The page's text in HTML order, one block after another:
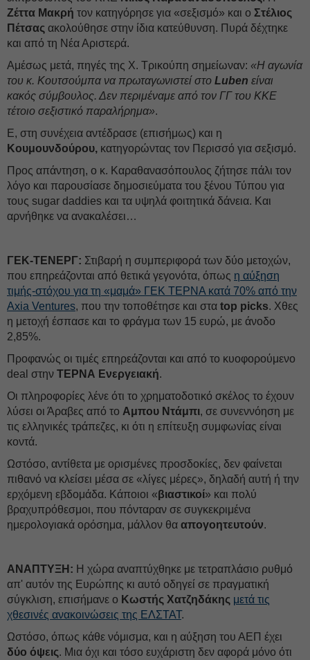
Ζέττα Μακρή τον κατηγόρησε για «σεξισμό» και ο Στέλιος
Πέτσας ακολούθησε στην ίδια κατεύθυνση. Πυρά δέχτηκε
και από τη Νέα Αριστερά.
Αμέσως μετά, πηγές της Χ. Τρικούπη σημείωναν: «Η αγωνία
του κ. Κουτσούμπα να πρωταγωνιστεί στο Luben είναι
κακός σύμβουλος. Δεν περιμέναμε από τον ΓΓ του ΚΚΕ
τέτοιο σεξιστικό παραλήρημα».
Ε, στη συνέχεια αντέδρασε (επισήμως) και η
Κουμουνδούρου, κατηγορώντας τον Περισσό για σεξισμό.
Προς απάντηση, ο κ. Καραθανασόπουλος ζήτησε πάλι τον
λόγο και παρουσίασε δημοσιεύματα του ξένου Τύπου για
τους sugar daddies και τα υψηλά φοιτητικά δάνεια. Και
αρνήθηκε να ανακαλέσει…
ΓΕΚ-ΤΕΝΕΡΓ: Στιβαρή η συμπεριφορά των δύο μετοχών,
που επηρεάζονται από θετικά γεγονότα, όπως η αύξηση
τιμής-στόχου για τη «μαμά» ΓΕΚ ΤΕΡΝΑ κατά 70% από την
Αxia Ventures, που την τοποθέτησε και στα top picks. Χθες
η μετοχή έσπασε και το φράγμα των 15 ευρώ, με άνοδο
2,85%.
Προφανώς οι τιμές επηρεάζονται και από το κυοφορούμενο
deal στην TΕΡΝΑ Ενεργειακή.
Οι πληροφορίες λένε ότι το χρηματοδοτικό σκέλος το έχουν
λύσει οι Άραβες από το Αμπου Ντάμπι, σε συνεννόηση με
τις ελληνικές τράπεζες, κι ότι η επίτευξη συμφωνίας είναι
κοντά.
Ωστόσο, αντίθετα με ορισμένες προσδοκίες, δεν φαίνεται
πιθανό να κλείσει μέσα σε «λίγες μέρες», δηλαδή αυτή ή την
ερχόμενη εβδομάδα. Κάποιοι «βιαστικοί» και πολύ
βραχυπρόθεσμοι, που πόνταραν σε συγκεκριμένα
ημερολογιακά ορόσημα, μάλλον θα απογοητευτούν.
ΑΝΑΠΤΥΞΗ: Η χώρα αναπτύχθηκε με τετραπλάσιο ρυθμό
απ' αυτόν της Ευρώπης κι αυτό οδηγεί σε πραγματική
σύγκλιση, επισήμανε ο Κωστής Χατζηδάκης μετά τις
χθεσινές ανακοινώσεις της ΕΛΣΤΑΤ.
Ωστόσο, όπως κάθε νόμισμα, και η αύξηση του ΑΕΠ έχει
δύο όψεις. Μια όχι και τόσο ευχάριστη δεν αφορά μόνο ότι